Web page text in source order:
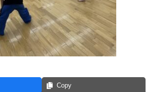
Copy